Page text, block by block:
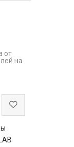
от
на